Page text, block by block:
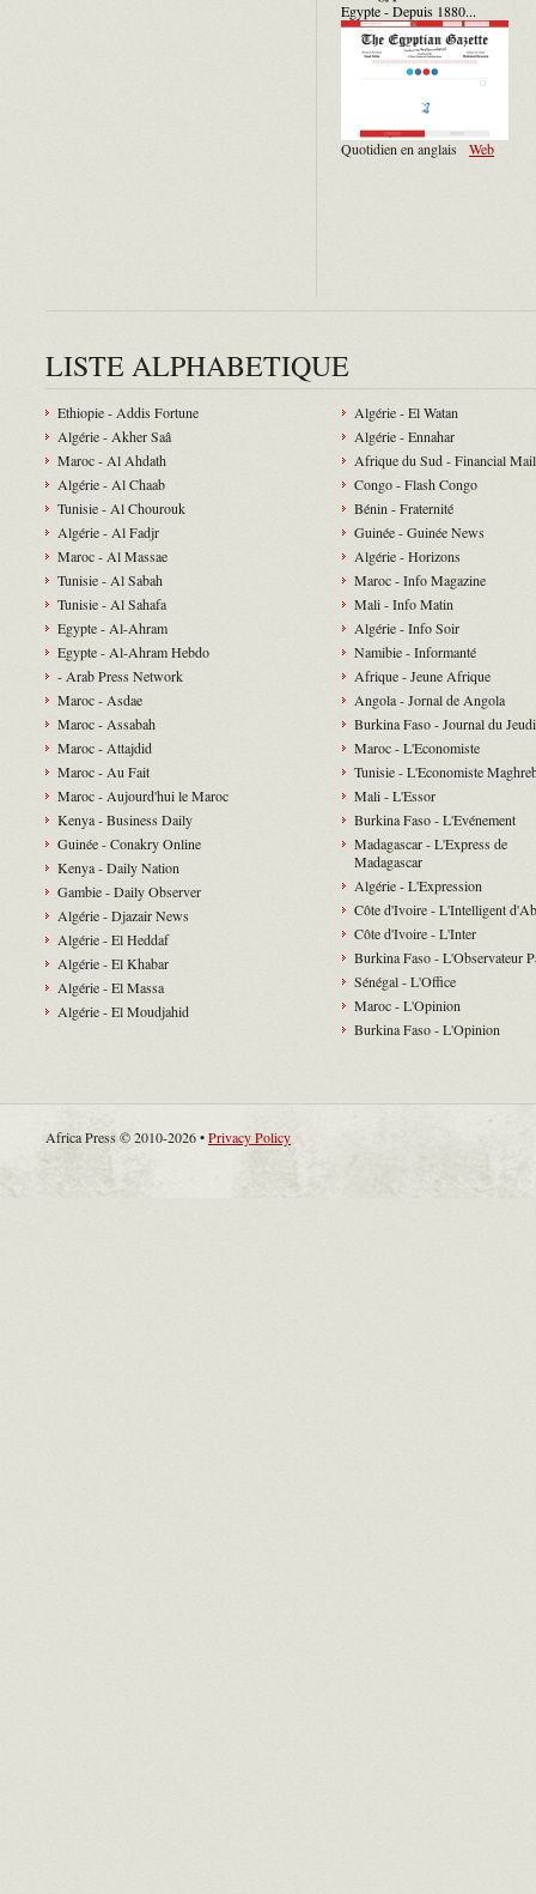
Egypte - Depuis 1880...
Quotidien en anglais Web
LISTE ALPHABETIQUE
Ethiopie - Addis Fortune
Algérie - Akher Saâ
Maroc - Al Ahdath
Algérie - Al Chaab
Tunisie - Al Chourouk
Algérie - Al Fadjr
Maroc - Al Massae
Tunisie - Al Sabah
Tunisie - Al Sahafa
Egypte - Al-Ahram
Egypte - Al-Ahram Hebdo
- Arab Press Network
Maroc - Asdae
Maroc - Assabah
Maroc - Attajdid
Maroc - Au Fait
Maroc - Aujourd'hui le Maroc
Kenya - Business Daily
Guinée - Conakry Online
Kenya - Daily Nation
Gambie - Daily Observer
Algérie - Djazair News
Algérie - El Heddaf
Algérie - El Khabar
Algérie - El Massa
Algérie - El Moudjahid
Algérie - El Watan
Algérie - Ennahar
Afrique du Sud - Financial Mail
Congo - Flash Congo
Bénin - Fraternité
Guinée - Guinée News
Algérie - Horizons
Maroc - Info Magazine
Mali - Info Matin
Algérie - Info Soir
Namibie - Informanté
Afrique - Jeune Afrique
Angola - Jornal de Angola
Burkina Faso - Journal du Jeudi
Maroc - L'Economiste
Tunisie - L'Economiste
Mali - L'Essor
Burkina Faso - L'Evénement
Madagascar - L'Express de
Madagascar
Algérie - L'Expression
Côte d'Ivoire - L'Intelligent
Côte d'Ivoire - L'Inter
Burkina Faso - L'Observateur
Sénégal - L'Office
Maroc - L'Opinion
Burkina Faso - L'Opinion
Africa Press © 2010-2026 •Privacy Policy